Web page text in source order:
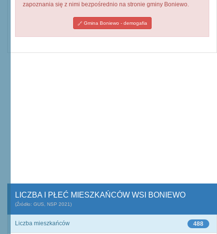
zapoznania się z nimi bezpośrednio na stronie gminy Boniewo.
Gmina Boniewo - demogafia
LICZBA I PŁEĆ MIESZKAŃCÓW WSI BONIEWO
(Źródło: GUS, NSP 2021)
488
Liczba mieszkańców